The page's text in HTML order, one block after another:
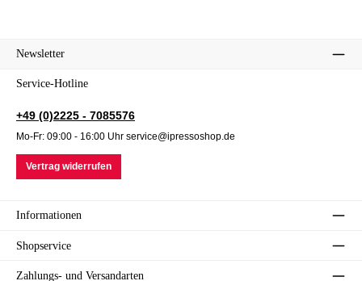
Newsletter
Service-Hotline
+49 (0)2225 - 7085576
Mo-Fr: 09:00 - 16:00 Uhr service@ipressoshop.de
Vertrag widerrufen
Informationen
Shopservice
Zahlungs- und Versandarten